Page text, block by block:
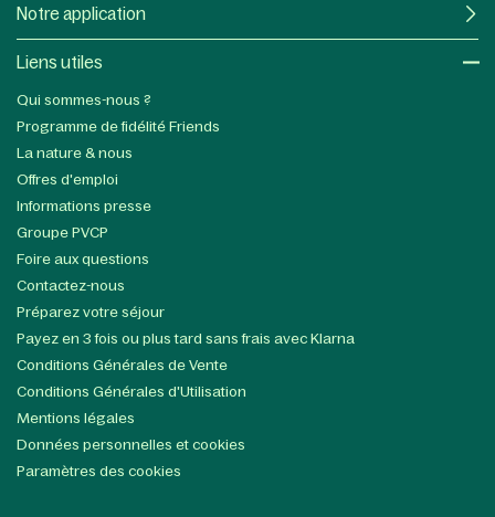
Notre application
Liens utiles​
Qui sommes-nous ?
Programme de fidélité Friends
La nature & nous
Offres d'emploi
Informations presse
Groupe PVCP
Foire aux questions
Contactez-nous
Préparez votre séjour
Payez en 3 fois ou plus tard sans frais avec Klarna
Conditions Générales de Vente
Conditions Générales d'Utilisation
Mentions légales
Données personnelles et cookies
Paramètres des cookies